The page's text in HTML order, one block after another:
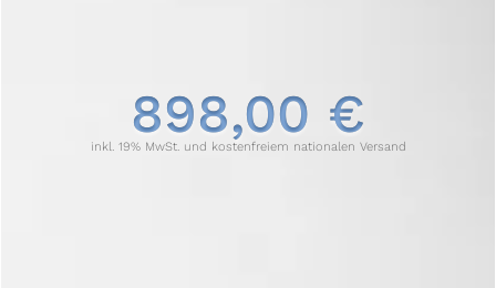
898,00 €
inkl. 19% MwSt. und kostenfreiem nationalen Versand